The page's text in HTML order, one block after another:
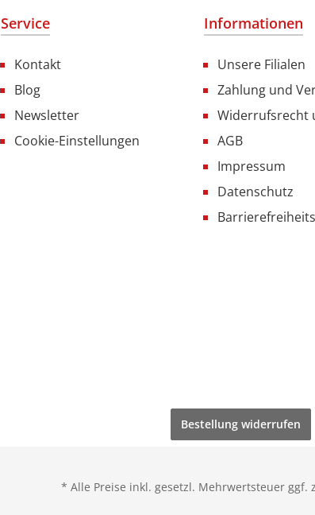
Service
Kontakt
Blog
Newsletter
Cookie-Einstellungen
Informationen
Unsere Filialen
Zahlung und
Widerrufsrecht
AGB
Impressum
Datenschutz
Bestellung widerrufen
* Alle Preise inkl. gesetzl. Mehrwertsteuer ggf.